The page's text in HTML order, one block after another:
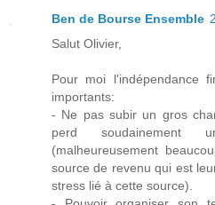
Ben de Bourse Ensemble
Salut Olivier,
Pour moi l'indépendance
importants:
- Ne pas subir un gros
perd soudainement
(malheureusement
source de revenu qui est
stress lié à cette source).